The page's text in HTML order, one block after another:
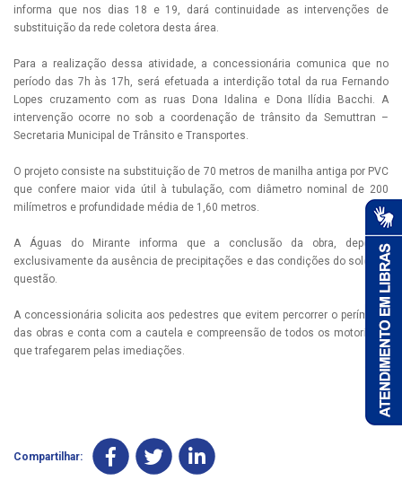
informa que nos dias 18 e 19, dará continuidade as intervenções de
substituição da rede coletora desta área.
Para a realização dessa atividade, a concessionária comunica que no
período das 7h às 17h, será efetuada a interdição total da rua Fernando
Lopes cruzamento com as ruas Dona Idalina e Dona Ilídia Bacchi. A
intervenção ocorre no sob a coordenação de trânsito da Semuttran –
Secretaria Municipal de Trânsito e Transportes.
O projeto consiste na substituição de 70 metros de manilha antiga por PVC
que confere maior vida útil à tubulação, com diâmetro nominal de 200
milímetros e profundidade média de 1,60 metros.
A Águas do Mirante informa que a conclusão da obra, depende
exclusivamente da ausência de precipitações e das condições do solo em
questão.
A concessionária solicita aos pedestres que evitem percorrer o perímetro
das obras e conta com a cautela e compreensão de todos os motoristas
que trafegarem pelas imediações.
Compartilhar: